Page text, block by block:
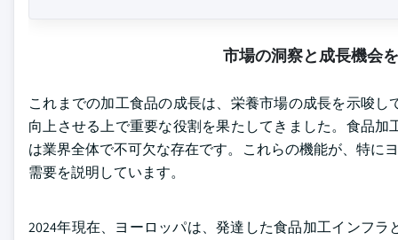
市場の洞察と成長機会
これまでの加工食品の成長は、栄養市場の成長を示唆
向上させる上で重要な役割を果たしてきました。食品
は業界全体で不可欠な存在です。これらの機能が、特に
需要を説明しています。
2024年現在、ヨーロッパは、発達した食品加工インフ